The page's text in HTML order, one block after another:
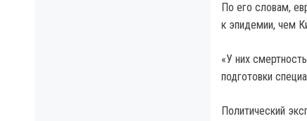
По его словам,
к эпидемии, чем
«У них
подготовки
Политический